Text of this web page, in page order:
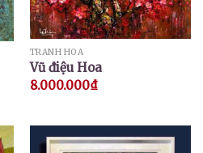
TRANH HOA
Vũ điệu Hoa
8.000.000₫